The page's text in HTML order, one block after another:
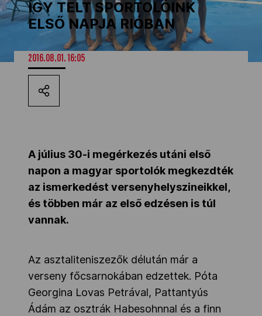
Los Angeles 2028
MOB
Kettőskarrier-program
NOB
Társszervezetek
Adatbank
ÍGY TELT SPORTOLÓINK
ELSŐ NAPJA RIÓBAN
2016.08.01. 16:05
A július 30-i megérkezés utáni első
napon a magyar sportolók megkezdték
az ismerkedést versenyhelyszineikkel,
és többen már az első edzésen is túl
vannak.
Az asztaliteniszezők délután már a
verseny főcsarnokában edzettek. Póta
Georgina Lovas Petrával, Pattantyús
Ádám az osztrák Habesohnnal és a finn